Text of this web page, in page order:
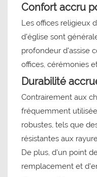
Confort accru
Les offices religieux
d'église sont
profondeur d'assise
offices, cérémonies
Durabilité
Contrairement aux
fréquemment
robustes, tels que
résistantes aux
De plus, d'un point
remplacement et